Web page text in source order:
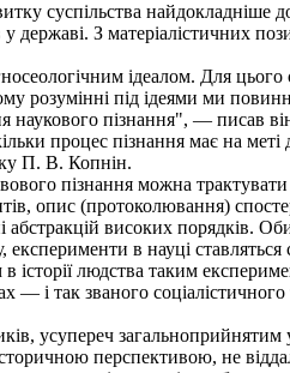
суспільства найдокладніше
державі. З матеріалістичних
ідеалом. Для цього
розумінні під ідеями ми
наукового пізнання", — писав
процес пізнання має на
П. В. Копнін.
пізнання можна
опис (протоколювання)
абстракцій високих порядків.
експерименти в науці
історії людства таким
і так званого соціалістичного
усупереч загальноприйнятим
перспективою, не